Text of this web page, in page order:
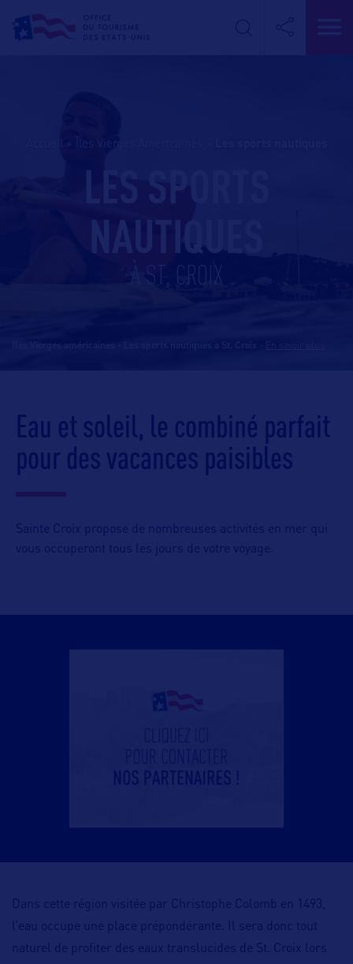
Îles Vierges Américaines
LES SPORTS
NAUTIQUES
À ST. CROIX
Iles Vierges américaines - Les sports nautiques à St. Croix
Eau et soleil, le combiné parfait
pour des vacances paisibles
Sainte Croix propose de nombreuses activités en mer qui
vous occuperont tous les jours de votre voyage.
Dans cette région visitée par Christophe Colomb en 1493,
l’eau occupe une place prépondérante. Il sera donc tout
naturel de profiter des eaux translucides de St. Croix lors